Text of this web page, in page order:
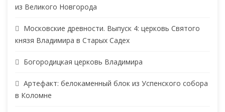
из Великого Новгорода
Московские древности. Выпуск 4: церковь Святого
князя Владимира в Старых Садех
Богородицкая церковь Владимира
Артефакт: белокаменный блок из Успенского собора
в Коломне